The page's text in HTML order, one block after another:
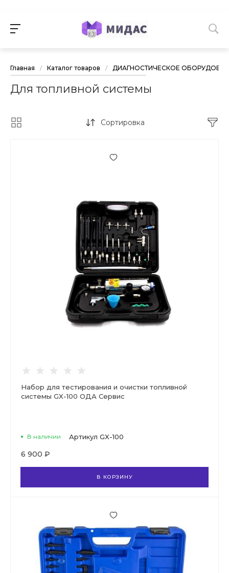
Главная / Каталог товаров / ДИАГНОСТИЧЕСКОЕ
Для топливной системы
Сортировка
Набор для тестирования и очистки топливной
системы GX-100 ОДА Сервис
В наличии Артикул GX-100
6 900 ₽
В КОРЗИНУ